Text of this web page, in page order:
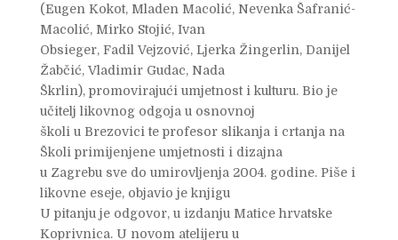
(Eugen Kokot, Mladen Macolić, Nevenka Šafranić-
Macolić, Mirko Stojić, Ivan
Obsieger, Fadil Vejzović, Ljerka Žingerlin, Danijel
Žabčić, Vladimir Gudac, Nada
Škrlin), promovirajući umjetnost i kulturu. Bio je
učitelj likovnog odgoja u osnovnoj
školi u Brezovici te profesor slikanja i crtanja na
Školi primijenjene umjetnosti i dizajna
u Zagrebu sve do umirovljenja 2004. godine. Piše i
likovne eseje, objavio je knjigu
U pitanju je odgovor, u izdanju Matice hrvatske
Koprivnica. U novom atelijeru u